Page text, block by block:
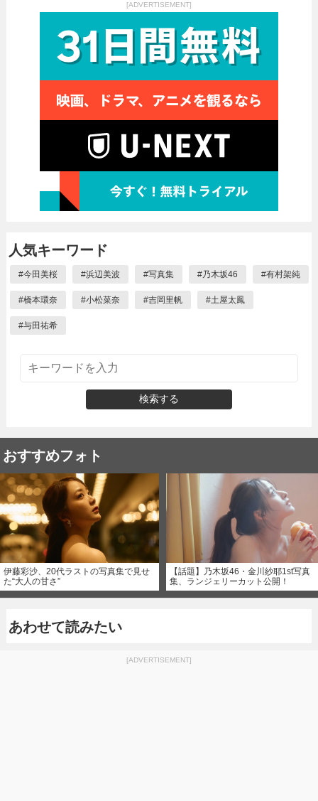
[ADVERTISEMENT]
人気キーワード
#今田美桜 #浜辺美波 #写真集 #乃木坂46 #有村架純
#橋本環奈 #小松菜奈 #吉岡里帆 #土屋太鳳
#与田祐希
検索する
おすすめフォト
伊藤彩沙、20代ラストの写真集で見せ
た“大人の甘さ”
【話題】乃木坂46・金川紗耶1st写真
集、ランジェリーカット公開！
あわせて読みたい
[ADVERTISEMENT]